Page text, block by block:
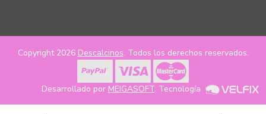
Copyright 2026 Descalcinos. Todos los derechos reservados.
Desarrollado por MEIGASOFT. Tecnología